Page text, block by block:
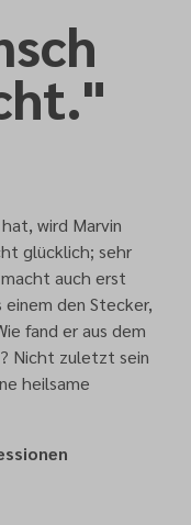
wird Marvin
glücklich; sehr
auch erst
den Stecker,
fand er aus dem
Nicht zuletzt sein
heilsame